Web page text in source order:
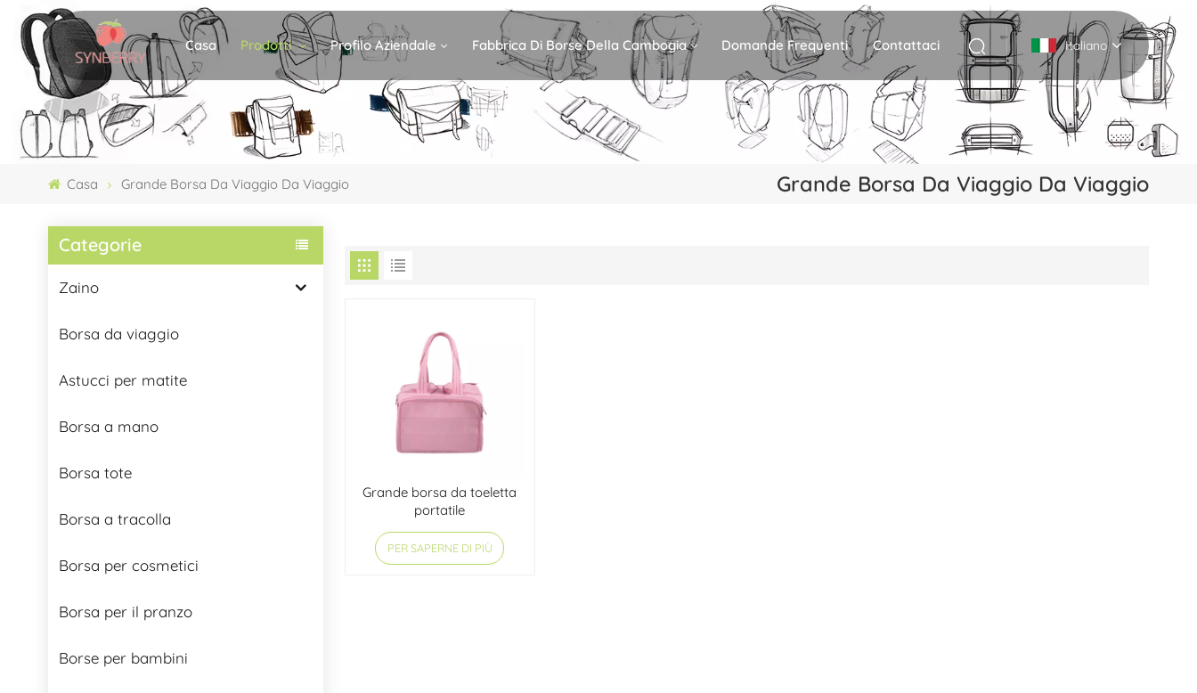
Casa Prodotti Profilo Aziendale Fabbrica Di Borse Della Cambogia Domande Frequenti Contattaci Italiano
English
Italiano
Casa Grande Borsa Da Viaggio Da Viaggio Grande Borsa Da Viaggio Da Viaggio
Categorie
Zaino
Borsa da viaggio
Astucci per matite
Borsa a mano
Borsa tote
Borsa a tracolla
Borsa per cosmetici
Borsa per il pranzo
Borse per bambini
Grande borsa da toeletta
portatile
PER SAPERNE DI PIÙ